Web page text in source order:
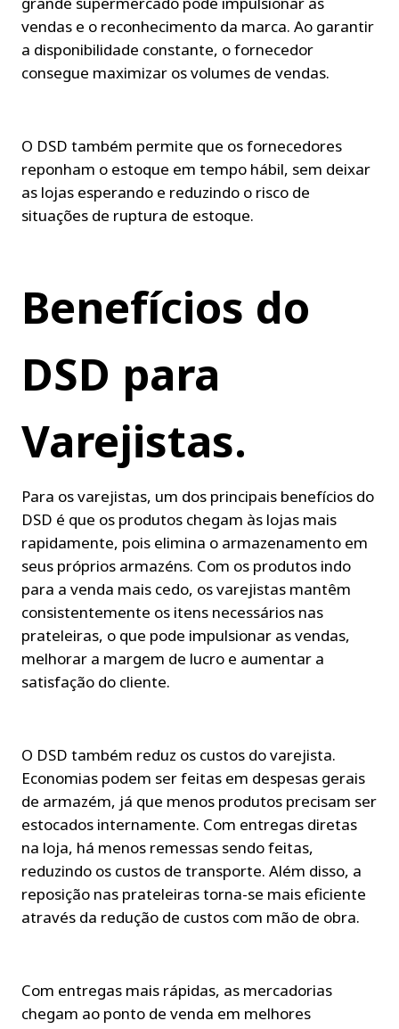
vendas e o reconhecimento da marca. Ao garantir
a disponibilidade constante, o fornecedor
consegue maximizar os volumes de vendas.
O DSD também permite que os fornecedores
reponham o estoque em tempo hábil, sem deixar
as lojas esperando e reduzindo o risco de
situações de ruptura de estoque.
Benefícios do
DSD para
Varejistas.
Para os varejistas, um dos principais benefícios do
DSD é que os produtos chegam às lojas mais
rapidamente, pois elimina o armazenamento em
seus próprios armazéns. Com os produtos indo
para a venda mais cedo, os varejistas mantêm
consistentemente os itens necessários nas
prateleiras, o que pode impulsionar as vendas,
melhorar a margem de lucro e aumentar a
satisfação do cliente.
O DSD também reduz os custos do varejista.
Economias podem ser feitas em despesas gerais
de armazém, já que menos produtos precisam ser
estocados internamente. Com entregas diretas
na loja, há menos remessas sendo feitas,
reduzindo os custos de transporte. Além disso, a
reposição nas prateleiras torna-se mais eficiente
através da redução de custos com mão de obra.
Com entregas mais rápidas, as mercadorias
chegam ao ponto de venda em melhores